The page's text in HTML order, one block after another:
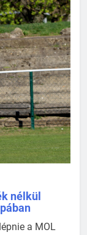
nélkül
a MOL